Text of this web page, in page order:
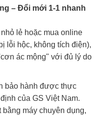
– Đổi mới 1-1 nhanh
lẻ hoặc mua online
lỗi hộc, không tích điện),
ác mộng" với đủ lý do
bảo hành được thực
của GS Việt Nam.
máy chuyên dụng,